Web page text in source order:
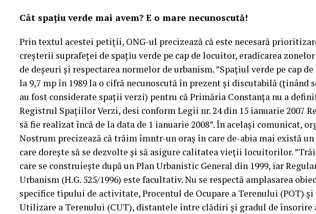
Cât spațiu verde mai avem? E o mare necunoscută!
Prin textul acestei petiții, ONG-ul precizează că este necesară
creșterii suprafeței de spațiu verde pe cap de locuitor, eradicarea
de deșeuri și respectarea normelor de urbanism. ”Spațiul verde pe cap
la 9,7 mp în 1989 la o cifră necunoscută în prezent și discutabilă (ținând
au fost considerate spații verzi) pentru că Primăria Constanța nu a
Registrul Spațiilor Verzi, desi conform Legii nr. 24 din 15 ianuarie 2007
să fie realizat încă de la data de 1 ianuarie 2008”. În același comunicat,
Nostrum precizează că trăim îmntr-un oraș în care de-abia mai există
care dorește să se dezvolte și să asigure calitatea vieții locuitorilor.
care se construiește după un Plan Urbanistic General din 1999, iar
Urbanism (H.G. 525/1996) este facultativ. Nu se respectă amplasarea
specifice tipului de activitate, Procentul de Ocupare a Terenului (POT)
Utilizare a Terenului (CUT), distantele între clădiri și gradul de însorire